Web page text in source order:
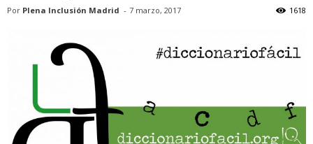
Por Plena Inclusión Madrid - 7 marzo, 2017 1618